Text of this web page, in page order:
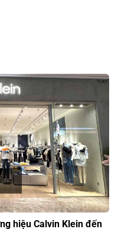
hiệu Calvin Klein đến